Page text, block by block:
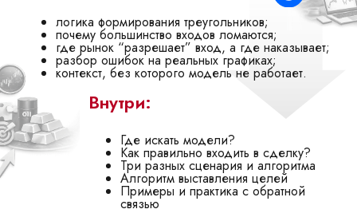
логика формирования треугольников;
почему большинство входов ломаются;
где рынок “разрешает” вход, а где наказывает;
разбор ошибок на реальных графиках;
контекст, без которого модель не работает.
Внутри:
Где искать модели?
Как правильно входить в сделку?
Три разных сценария и алгоритма
Алгоритм выставления целей
Примеры и практика с обратной
связью